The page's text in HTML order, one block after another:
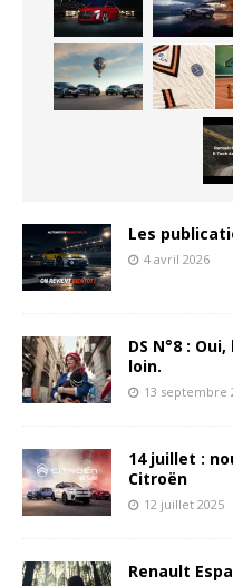
Les
4 avril 2026
DS N°8 :
loin.
13 septembre
14 juillet :
Citroën
12 juillet 2025
Renault